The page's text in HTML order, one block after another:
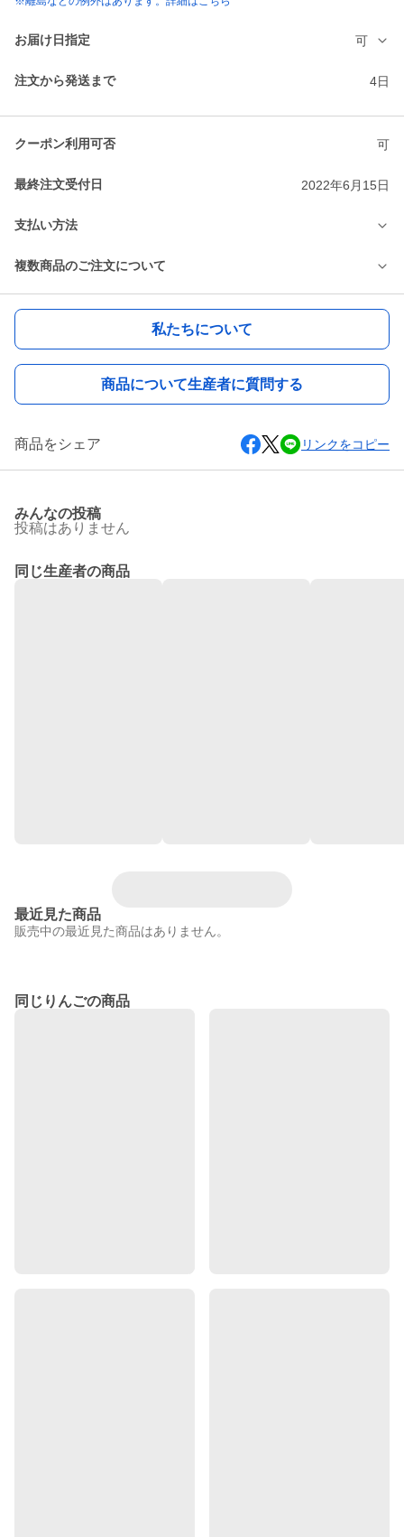
お届け日指定 可
注文から発送まで 4日
クーポン利用可否 可
最終注文受付日 2022年6月15日
支払い方法
複数商品のご注文について
私たちについて
商品について生産者に質問する
商品をシェア リンクをコピー
みんなの投稿
投稿はありません
同じ生産者の商品
最近見た商品
販売中の最近見た商品はありません。
同じりんごの商品